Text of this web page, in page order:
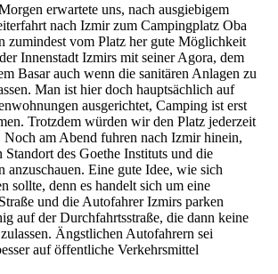
erwartete uns, nach ausgiebigem
nach Izmir zum Campingplatz Oba
zumindest vom Platz her gute Möglichkeit
Innenstadt Izmirs mit seiner Agora, dem
Basar auch wenn die sanitären Anlagen zu
Man ist hier doch hauptsächlich auf
ausgerichtet, Camping ist erst
Trotzdem würden wir den Platz jederzeit
Noch am Abend fuhren nach Izmir hinein,
Standort des Goethe Instituts und die
anzuschauen. Eine gute Idee, wie sich
sollte, denn es handelt sich um eine
und die Autofahrer Izmirs parken
auf der Durchfahrtsstraße, die dann keine
Ängstlichen Autofahrern sei
auf öffentliche Verkehrsmittel